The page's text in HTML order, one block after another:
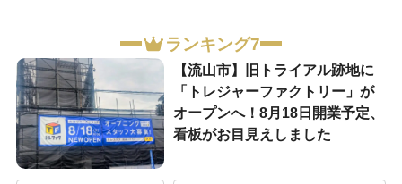
ランキング7
【流山市】旧トライアル跡地に
「トレジャーファクトリー」が
オープンへ！8月18日開業予定、
看板がお目見えしました